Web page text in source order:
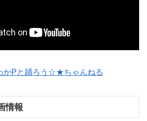
かPと踊ろう☆★ちゃんねる
情報